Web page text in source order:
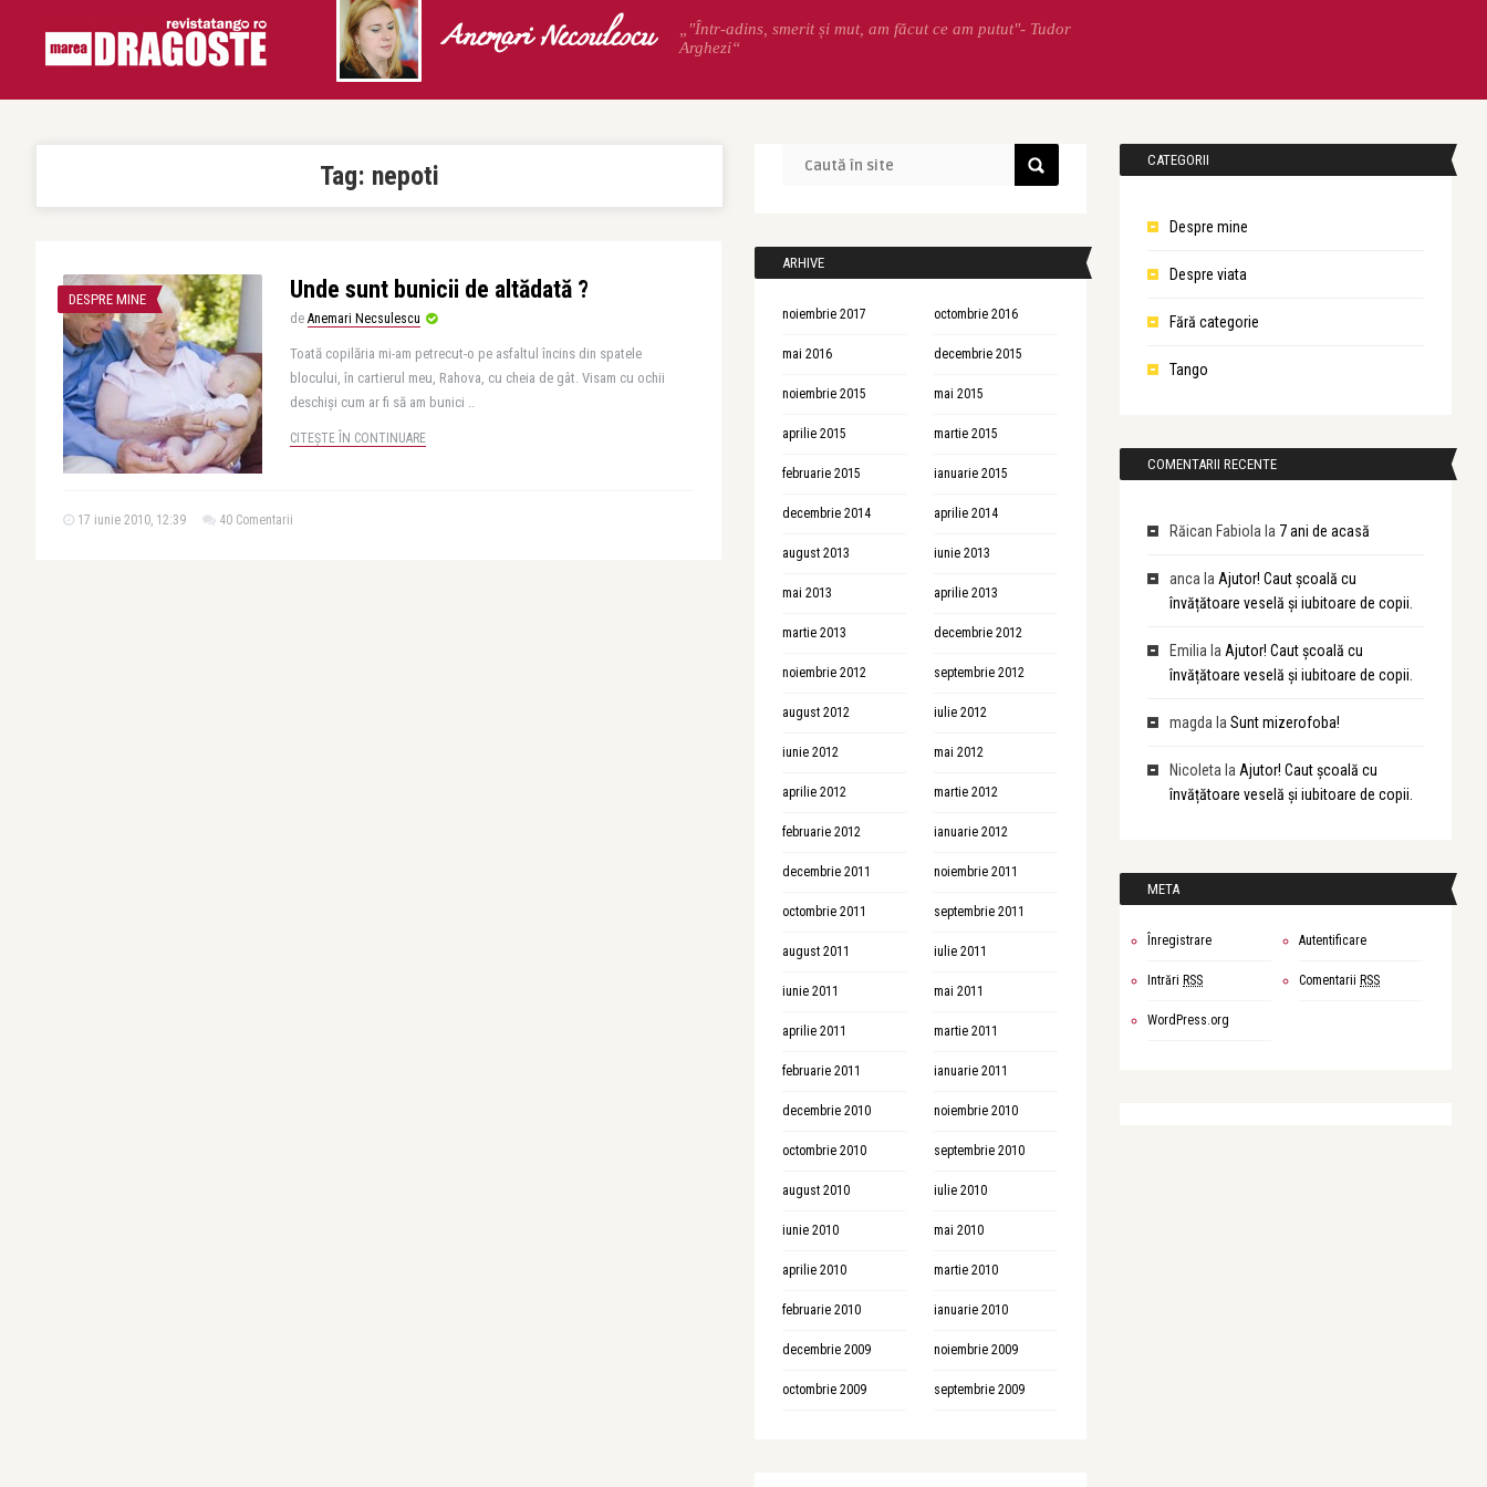
Anemari Necsulescu
„"Într-adins, smerit și mut, am făcut ce am putut"- Tudor
Arghezi“
Tag: nepoti
DESPRE MINE Unde sunt bunicii de altădată ?
de Anemari Necsulescu
Toată copilăria mi-am petrecut-o pe asfaltul încins din spatele
blocului, în cartierul meu, Rahova, cu cheia de gât. Visam cu ochii
deschişi cum ar fi să am bunici ..
CITEȘTE ÎN CONTINUARE
17 iunie 2010, 12:39 40 Comentarii
ARHIVE
noiembrie 2017 octombrie 2016
mai 2016 decembrie 2015
noiembrie 2015 mai 2015
aprilie 2015 martie 2015
februarie 2015 ianuarie 2015
decembrie 2014 aprilie 2014
august 2013 iunie 2013
mai 2013 aprilie 2013
martie 2013 decembrie 2012
noiembrie 2012 septembrie 2012
august 2012 iulie 2012
iunie 2012 mai 2012
aprilie 2012 martie 2012
februarie 2012 ianuarie 2012
decembrie 2011 noiembrie 2011
octombrie 2011 septembrie 2011
august 2011 iulie 2011
iunie 2011 mai 2011
aprilie 2011 martie 2011
februarie 2011 ianuarie 2011
decembrie 2010 noiembrie 2010
octombrie 2010 septembrie 2010
august 2010 iulie 2010
iunie 2010 mai 2010
aprilie 2010 martie 2010
februarie 2010 ianuarie 2010
decembrie 2009 noiembrie 2009
octombrie 2009 septembrie 2009
CATEGORII
Despre mine
Despre viata
Fără categorie
Tango
COMENTARII RECENTE
Răican Fabiola la 7 ani de acasă
anca la Ajutor! Caut școală cu
învățătoare veselă și iubitoare de copii.
Emilia la Ajutor! Caut școală cu
învățătoare veselă și iubitoare de copii.
magda la Sunt mizerofoba!
Nicoleta la Ajutor! Caut școală cu
învățătoare veselă și iubitoare de copii.
META
Înregistrare Autentificare
Intrări RSS Comentarii RSS
WordPress.org